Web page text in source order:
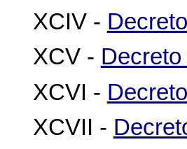
XCIV -
XCV -
XCVI -
XCVII -